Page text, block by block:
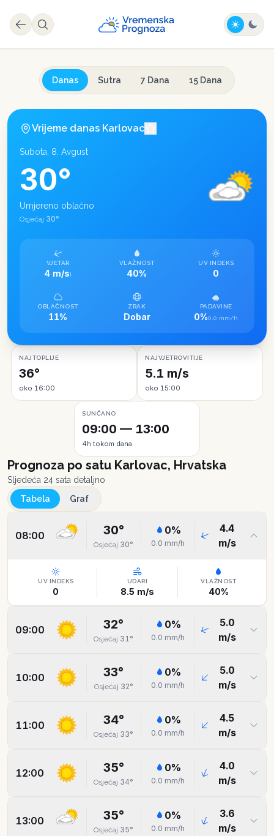
Danas Sutra 7 Dana 15 Dana
Vrijeme danas Karlovac
Subota, 8. Avgust
30°
Umjereno oblačno
Osjećaj 30°
VJETAR
4 m/sI
VLAŽNOST
40%
UV INDEKS
0
OBLAČNOST
11%
ZRAK
Dobar
PADAVINE
0%0.0 mm/h
NAJTOPLIJE
36°
oko 16:00
NAJVJETROVITIJE
5.1 m/s
oko 15:00
SUNČANO
09:00 — 13:00
4h tokom dana
Prognoza po satu Karlovac, Hrvatska
Sljedeća 24 sata detaljno
Tabela
Graf
08:00 30°
Osjećaj 30°
0%
0.0 mm/h
4.4
m/s
UV INDEKS
0
UDARI
8.5 m/s
VLAŽNOST
40%
09:00 32°
Osjećaj 31°
0%
0.0 mm/h
5.0
m/s
10:00 33°
Osjećaj 32°
0%
0.0 mm/h
5.0
m/s
11:00 34°
Osjećaj 33°
0%
0.0 mm/h
4.5
m/s
12:00 35°
Osjećaj 34°
0%
0.0 mm/h
4.0
m/s
13:00 35°
Osjećaj 35°
0%
0.0 mm/h
3.6
m/s